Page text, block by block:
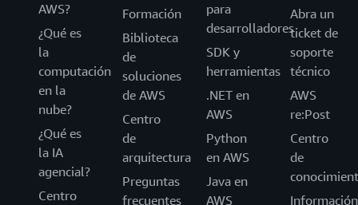
AWS?
¿Qué es
la
computación
en la
nube?
¿Qué es
la IA
agencial?
Centro
Formación
Biblioteca
de
soluciones
de AWS
Centro
de
arquitectura
Preguntas
frecuentes
para
desarrolladores
SDK y
herramientas
.NET en
AWS
Python
en AWS
Java en
AWS
Abra un
ticket de
soporte
técnico
AWS
re:Post
Centro
de
Información